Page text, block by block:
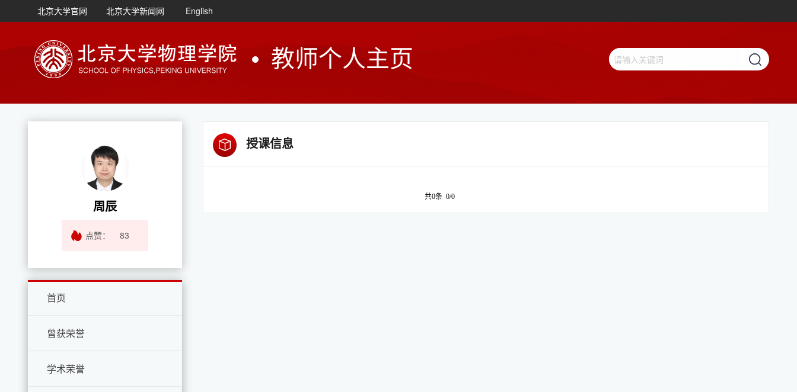
北京大学官网 北京大学新闻网 English
教师个人主页
周辰
点赞： 83
首页
曾获荣誉
学术荣誉
授课信息
共0条 0/0